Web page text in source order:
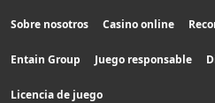
Sobre nosotros Casino online
Entain Group Juego responsable
Licencia de juego